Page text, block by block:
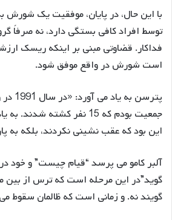
با این حال، در پایان، موفقیت یک شورش
توسط افراد کافی بستگی دارد، نه صرفاً
فداکار. قضاوتی مبنی بر اینکه ریسک
است شورش در واقع موفق شود.
پترسن
جمعیت بودم که 15 نفر کشته
این بود که عقب نشینی نکردند، بلکه به
آلبر کامو می پرسد “قیام چیست” و خود
گوید”در این مرحله است که ترس از بین
گویند نه. و زمانی است که ظالمان سقوط